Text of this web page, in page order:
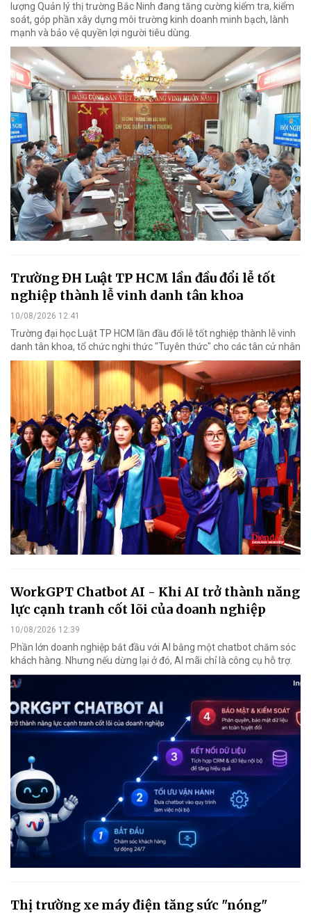
lượng Quản lý thị trường Bắc Ninh đang tăng cường kiểm tra, kiểm
soát, góp phần xây dựng môi trường kinh doanh minh bạch, lành
mạnh và bảo vệ quyền lợi người tiêu dùng.
Trường ĐH Luật TP HCM lần đầu đổi lễ tốt
nghiệp thành lễ vinh danh tân khoa
10/08/2026 12:41
Trường đại học Luật TP HCM lần đầu đổi lễ tốt nghiệp thành lễ vinh
danh tân khoa, tổ chức nghi thức "Tuyên thức" cho các tân cử nhân
WorkGPT Chatbot AI - Khi AI trở thành năng
lực cạnh tranh cốt lõi của doanh nghiệp
10/08/2026 12:39
Phần lớn doanh nghiệp bắt đầu với AI bằng một chatbot chăm sóc
khách hàng. Nhưng nếu dừng lại ở đó, AI mãi chỉ là công cụ hỗ trợ.
Thị trường xe máy điện tăng sức "nóng"